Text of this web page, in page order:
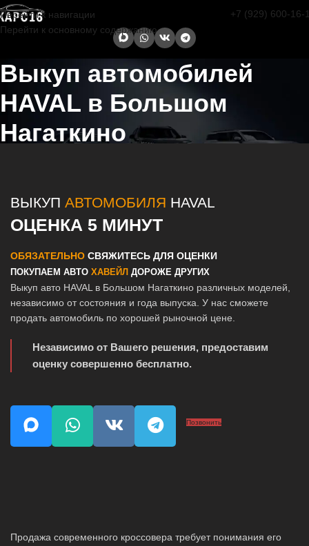
Перейти к навигации
Перейти к основному содержанию
+7 (929) 600-16-
Выкуп автомобилей
HAVAL в Большом
Нагаткино
ВЫКУП АВТОМОБИЛЯ HAVAL
ОЦЕНКА 5 МИНУТ
ОБЯЗАТЕЛЬНО СВЯЖИТЕСЬ ДЛЯ ОЦЕНКИ
ПОКУПАЕМ АВТО ХАВЕЙЛ ДОРОЖЕ ДРУГИХ
Выкуп авто HAVAL в Большом Нагаткино различных моделей,
независимо от состояния и года выпуска. У нас сможете
продать автомобиль по хорошей рыночной цене.
Независимо от Вашего решения, предоставим
оценку совершенно бесплатно.
Позвонить
Продажа современного кроссовера требует понимания его